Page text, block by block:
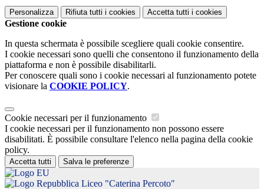
Personalizza Rifiuta tutti i cookies Accetta tutti i cookies
Gestione cookie
In questa schermata è possibile scegliere quali cookie consentire.
I cookie necessari sono quelli che consentono il funzionamento della
piattaforma e non è possibile disabilitarli.
Per conoscere quali sono i cookie necessari al funzionamento potete
visionare la COOKIE POLICY.
Cookie necessari per il funzionamento
I cookie necessari per il funzionamento non possono essere
disabilitati. È possibile consultare l'elenco nella pagina della cookie
policy.
Accetta tutti Salva le preferenze
Liceo "Caterina Percoto"